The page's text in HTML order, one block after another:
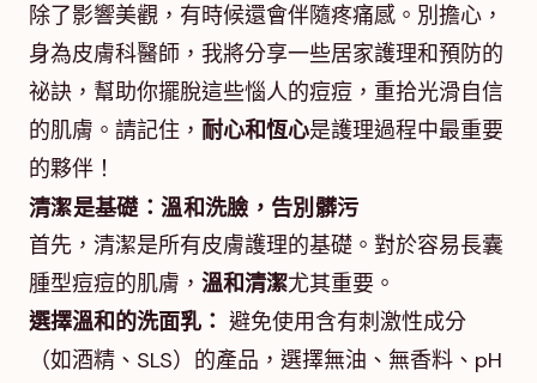
除了影響美觀，有時候還會伴隨疼痛感。別擔心，
身為皮膚科醫師，我將分享一些居家護理和預防的
祕訣，幫助你擺脫這些惱人的痘痘，重拾光滑自信
的肌膚。請記住， 耐心和恆心是護理過程中最重要
的夥伴！
清潔是基礎：溫和洗臉，告別髒污
首先，清潔是所有皮膚護理的基礎。對於容易長囊
腫型痘痘的肌膚， 溫和清潔尤其重要。
選擇溫和的洗面乳： 避免使用含有刺激性成分
（如酒精、SLS）的產品，選擇無油、無香料、pH